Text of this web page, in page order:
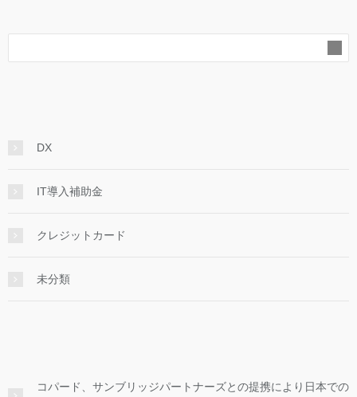
DX
IT導入補助金
クレジットカード
未分類
コパード、サンブリッジパートナーズとの提携により日本での